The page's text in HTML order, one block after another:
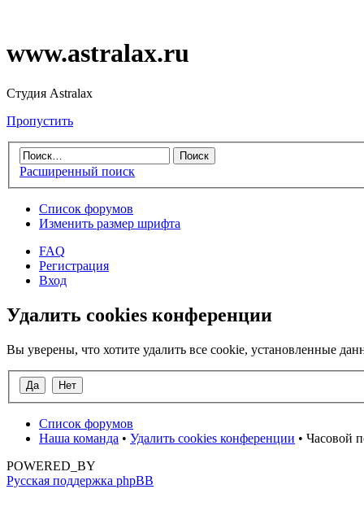
www.astralax.ru
Студия Astralax
Пропустить
Расширенный поиск
Список форумов
Изменить размер шрифта
FAQ
Регистрация
Вход
Удалить cookies конференции
Вы уверены, что хотите удалить все cookie, установленные
Список форумов
Наша команда • Удалить cookies конференции • Часовой
POWERED_BY
Русская поддержка phpBB